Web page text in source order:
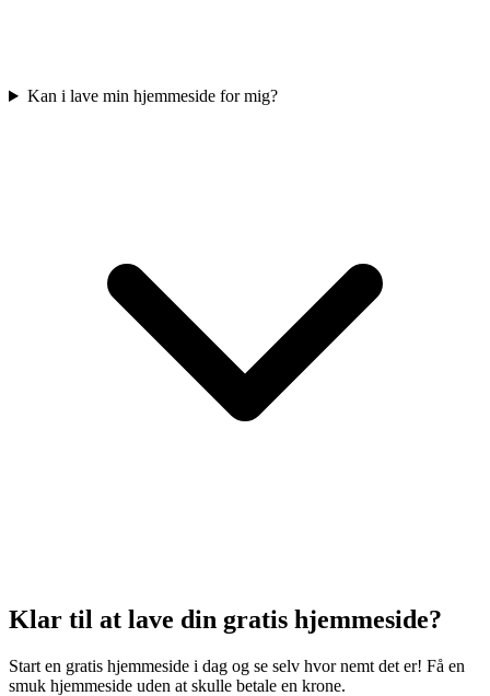
Kan i lave min hjemmeside for mig?
Klar til at lave din gratis hjemmeside?
Start en gratis hjemmeside i dag og se selv hvor nemt det er! Få en
smuk hjemmeside uden at skulle betale en krone.